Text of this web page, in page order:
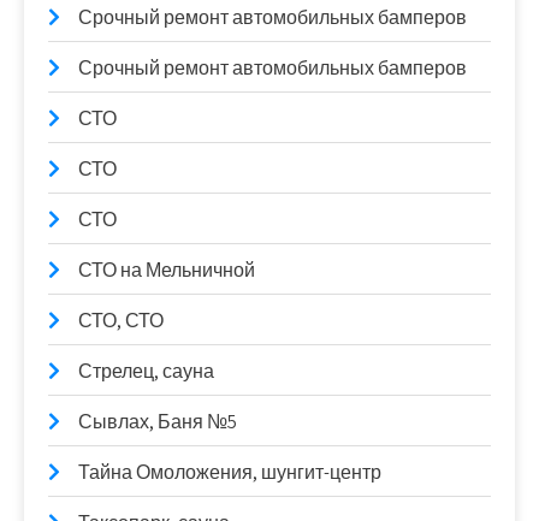
Срочный ремонт автомобильных бамперов
Срочный ремонт автомобильных бамперов
СТО
СТО
СТО
СТО на Мельничной
СТО, СТО
Стрелец, сауна
Сывлах, Баня №5
Тайна Омоложения, шунгит-центр